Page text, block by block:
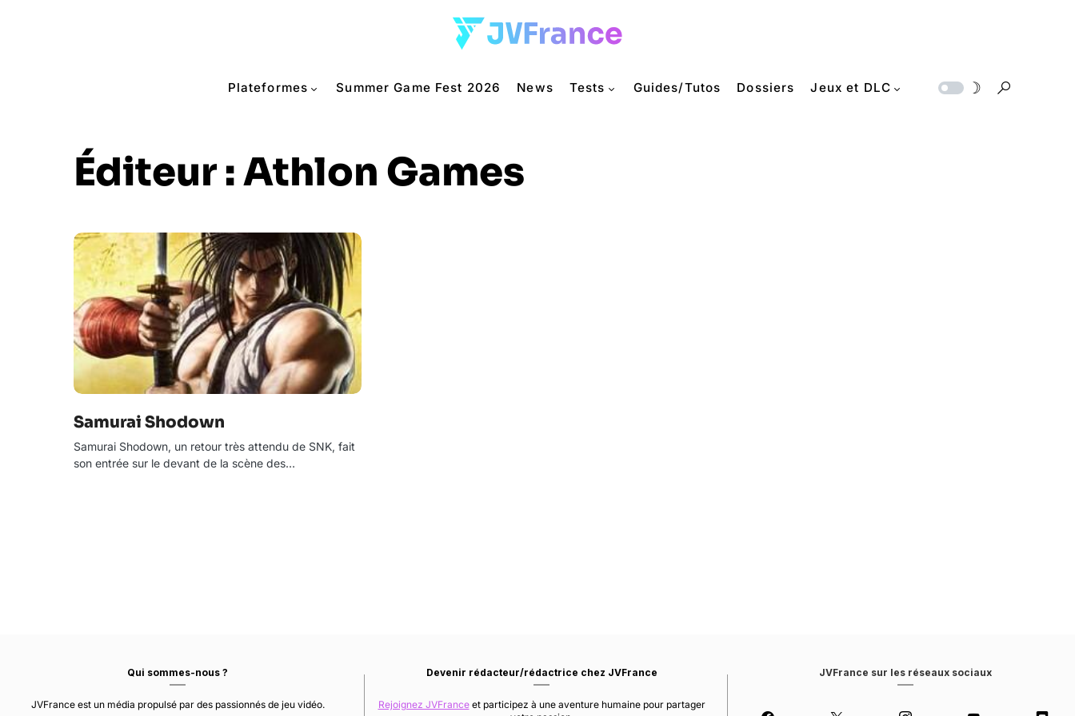
Plateformes Summer Game Fest 2026 News Tests Guides/Tutos Dossiers Jeux et DLC
Éditeur :Athlon Games
Samurai Shodown
Samurai Shodown, un retour très attendu de SNK, fait
son entrée sur le devant de la scène des…
Qui sommes-nous ?
JVFrance est un média propulsé par des passionnés de jeu vidéo.
Devenir rédacteur/rédactrice chez JVFrance
Rejoignez JVFranceet participez à une aventure humaine pour partager
JVFrance sur les réseaux sociaux